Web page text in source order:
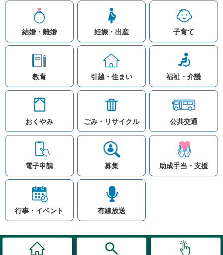
知りたい情報を検索
注目ワード
公共交通
入札
高齢者福祉 補助金
結婚・離婚 妊娠・出産 子育て
教育 引越・住まい 福祉・介護
おくやみ ごみ・リサイクル 公共交通
電子申請 募集 助成手当・支援
行事・イベント 有線放送
お問い合わせ
リンク集
このホームページ
著作権と免責事項につ
プライバシーポリシー
© Village Hara